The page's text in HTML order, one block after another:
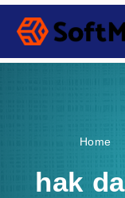
S
p
Home
hak